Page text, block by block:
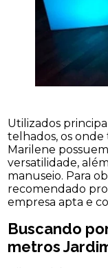
Utilizados
telhados, os
Marilene
versatilidade,
manuseio. Para
recomendado
empresa apta e
Buscando
metros